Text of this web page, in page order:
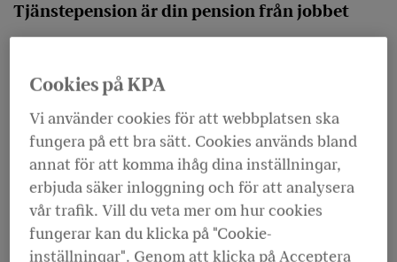
Tjänstepension är din pension från jobbet
Den kan bestå av två delar.
Cookies på KPA
Vi använder cookies för att webbplatsen ska
fungera på ett bra sätt. Cookies används bland
annat för att komma ihåg dina inställningar,
erbjuda säker inloggning och för att analysera
vår trafik. Vill du veta mer om hur cookies
fungerar kan du klicka på "Cookie-
inställningar". Genom att klicka på Acceptera